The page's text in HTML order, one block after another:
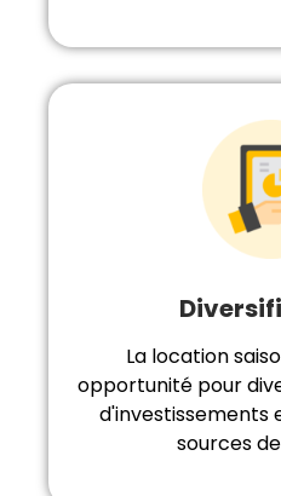
La location
opportunité pour
d'investissements
sources